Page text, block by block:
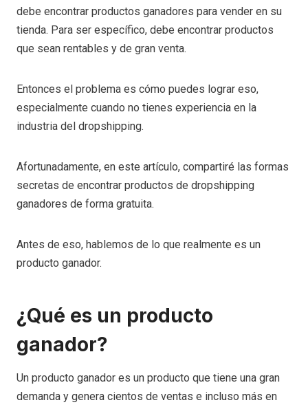
debe encontrar productos ganadores para vender en su
tienda. Para ser específico, debe encontrar productos
que sean rentables y de gran venta.
Entonces el problema es cómo puedes lograr eso,
especialmente cuando no tienes experiencia en la
industria del dropshipping.
Afortunadamente, en este artículo, compartiré las formas
secretas de encontrar productos de dropshipping
ganadores de forma gratuita.
Antes de eso, hablemos de lo que realmente es un
producto ganador.
¿Qué es un producto
ganador?
Un producto ganador es un producto que tiene una gran
demanda y genera cientos de ventas e incluso más en